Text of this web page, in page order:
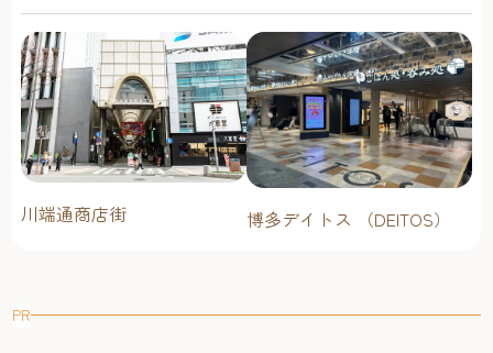
川端通商店街 博多デイトス （DEITOS）
PR